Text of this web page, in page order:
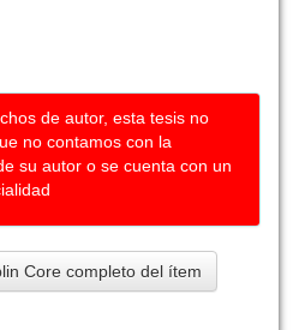
de autor, esta tesis no
no contamos con la
su autor o se cuenta con un
Core completo del ítem